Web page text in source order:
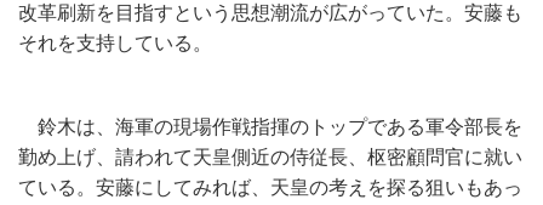
改革刷新を目指すという思想潮流が広がっていた。安藤も
それを支持している。
鈴木は、海軍の現場作戦指揮のトップである軍令部長を
勤め上げ、請われて天皇側近の侍従長、枢密顧問官に就い
ている。安藤にしてみれば、天皇の考えを探る狙いもあっ